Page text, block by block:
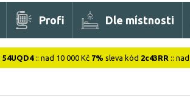
Profi Dle místnosti
54UQD4:: nad 10 000 Kč 7% sleva kód 2c43RR ::